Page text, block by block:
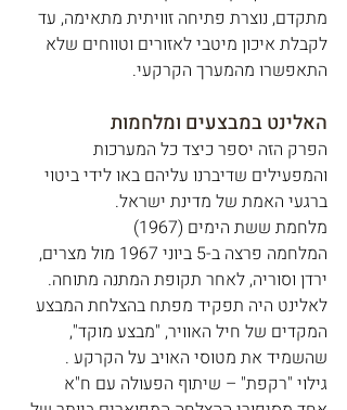
מתקדם, נוצרת פתיחה זוויתית מתאימה, עד
לקבלת איכון מיטבי לאזורים וטווחים שלא
התאפשרו מהמערך הקרקעי.
האלינט במבצעים ומלחמות
הפרק הזה יספר כיצד כל המערכות
והמפעילים שדיברנו עליהם באו לידי ביטוי
ברגעי האמת של מדינת ישראל.
מלחמת ששת הימים (1967)
המלחמה פרצה ב-5 ביוני 1967 מול מצרים,
ירדן וסוריה, לאחר תקופת המתנה מתוחה.
לאלינט היה תפקיד מפתח בהצלחת המבצע
המקדים של חיל האוויר, "מבצע מוקד",
שהשמיד את מטוסי האויב על הקרקע .
גילוי "רקפת" – שיתוף הפעולה עם ח"א